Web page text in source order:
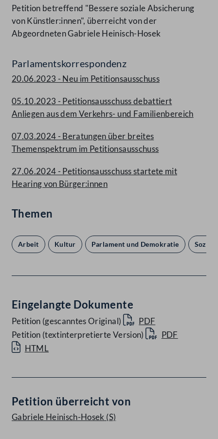
Petition betreffend "Bessere soziale Absicherung
von Künstler:innen", überreicht von der
Abgeordneten Gabriele Heinisch-Hosek
Parlamentskorrespondenz
20.06.2023 - Neu im Petitionsausschuss
05.10.2023 - Petitionsausschuss debattiert
Anliegen aus dem Verkehrs- und Familienbereich
07.03.2024 - Beratungen über breites
Themenspektrum im Petitionsausschuss
27.06.2024 - Petitionsausschuss startete mit
Hearing von Bürger:innen
Themen
Arbeit Kultur Parlament und Demokratie
Eingelangte Dokumente
Petition (gescanntes Original)
PDF
Petition (textinterpretierte Version)
PDF
HTML
Petition überreicht von
Gabriele Heinisch-Hosek (S)